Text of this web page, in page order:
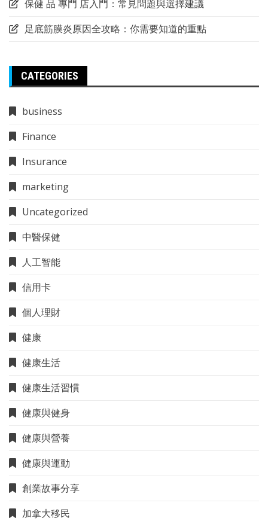
保健 品 專門 店入門：常見問題與選擇建議
足底筋膜炎原因全攻略：你需要知道的重點
CATEGORIES
business
Finance
Insurance
marketing
Uncategorized
中醫保健
人工智能
信用卡
個人理財
健康
健康生活
健康生活習慣
健康與健身
健康與營養
健康與運動
創業故事分享
加拿大移民